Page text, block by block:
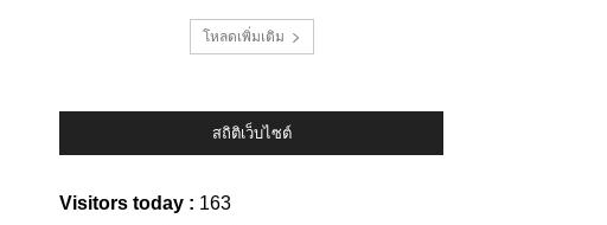
โหลดเพิ่มเติม
สถิติเว็บไซต์
Visitors today : 163